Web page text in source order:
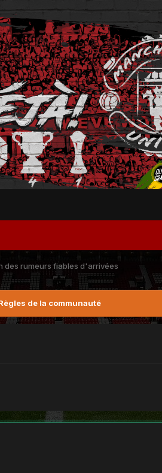
des rumeurs fiables d'arrivées
de la communauté